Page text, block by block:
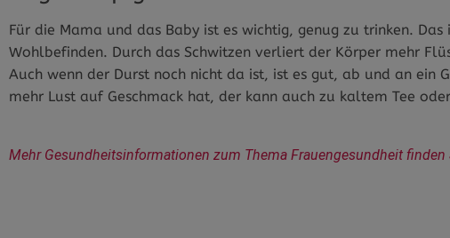
Für die Mama und das Baby ist es wichtig, genug zu trinken.
Wohlbefinden. Durch das Schwitzen verliert der Körper mehr
Auch wenn der Durst noch nicht da ist, ist es gut, ab und an ein
mehr Lust auf Geschmack hat, der kann auch zu kaltem Tee
Mehr Gesundheitsinformationen zum Thema Frauengesundheit finden